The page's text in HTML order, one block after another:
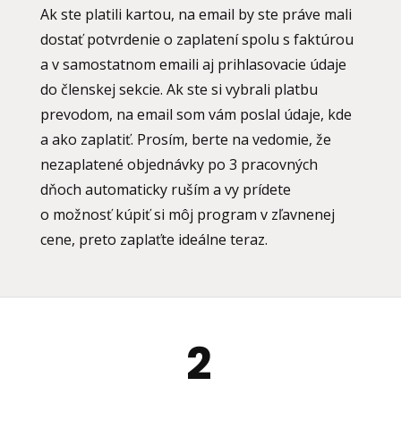
Ak ste platili kartou, na email by ste práve mali
dostať potvrdenie o zaplatení spolu s faktúrou
a v samostatnom emaili aj prihlasovacie údaje
do členskej sekcie. Ak ste si vybrali platbu
prevodom, na email som vám poslal údaje, kde
a ako zaplatiť. Prosím, berte na vedomie, že
nezaplatené objednávky po 3 pracovných
dňoch automaticky ruším a vy prídete
o možnosť kúpiť si môj program v zľavnenej
cene, preto zaplaťte ideálne teraz.
2